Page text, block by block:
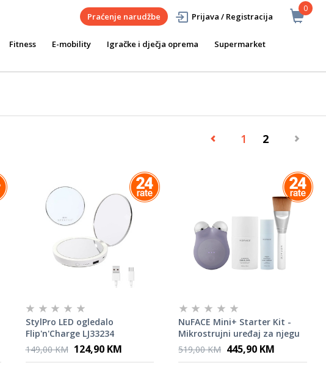
0
Praćenje narudžbe Prijava / Registracija
Fitness E-mobility Igračke i dječja oprema
Supermarket
1 2
StylPro LED ogledalo
Flip'n'Charge LJ33234
149,00 KM 124,90 KM
NuFACE Mini+ Starter Kit -
Mikrostrujni uređaj za njegu
lica Violet Dusk
519,00 KM 445,90 KM